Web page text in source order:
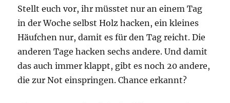
Stellt euch vor, ihr müsstet nur an einem Tag
in der Woche selbst Holz hacken, ein kleines
Häufchen nur, damit es für den Tag reicht. Die
anderen Tage hacken sechs andere. Und damit
das auch immer klappt, gibt es noch 20 andere,
die zur Not einspringen. Chance erkannt?